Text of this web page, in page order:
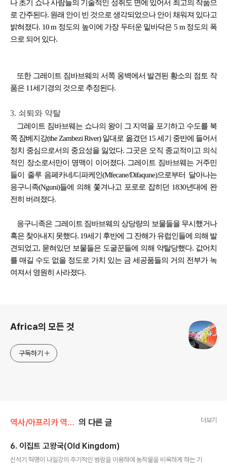
나 초기 쇼나 사람들의 기술적인 성취도 면에 있어서 최고의 작품으
로 간주된다. 원래 안이 빈 것으로 생각되었으나 안이 채워져 있다고
밝혀졌다. 10 m 정도의 높이에 가장 두터운 밑바닥은 5 m 정도의 폭
으로 되어 있다.
또한 그레이트 짐바브웨의 서쪽 옹벽에서 발견된 황소의 점토 작
품은 11세기경의 것으로 추정된다.
3. 쇠퇴와 약탈
그레이트 짐바브웨는 쇼나의 왕이 그 지역을 포기하고 수도를 북
쪽 잠베지강(the Zambezi River) 일대로 옮겼던 15 세기 중반에 들어서
정치 중심으로서의 중요성을 잃었다. 그곳은 오직 종교적이고 의식
적인 장소로서만이 명맥이 이어졌다. 그레이트 짐바브웨는 거주민
들이 줄루 음페카네/디파케인(Mfecane/Difaqune)으로부터 달아나는
응구니족(Nguni)들에 의해 쫓겨나고 포로로 잡히던 1830년대에 완
전히 버려졌다.
응구니족은 그레이트 짐바브웨의 상당량의 보물들을 무시했거나
혹은 찾아내지 못했다. 19세기 후반에 그 잔해가 유럽인들에 의해 발
견되었고, 묻혀있던 보물들은 도굴꾼들에 의해 약탈당했다. 값어치
를 매길 수도 없을 정도로 가치 있는 금 세공품들의 거의 전부가 녹
여져서 영원히 사라졌다.
Africa의 모든 것
구독하기
역사/아프리카 역사 100장면 의 다른 글 더보기
6. 이집트 고왕국(Old Kingdom)
신석기 혁명이 나일강의 주기적인 범람을 이용하여 농작물을 비옥하게 하는 기